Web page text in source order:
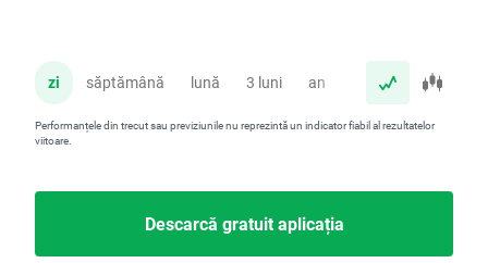
zi săptămână lună 3 luni an
Performanțele din trecut sau previziunile nu reprezintă un indicator fiabil al rezultatelor
viitoare.
Descarcă gratuit aplicația